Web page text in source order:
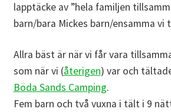
lapptäcke av ”hela familjen
barn/bara Mickes barn/ensamma vi
Allra bäst är när vi får vara
som när vi (återigen) var och
Böda Sands Camping.
Fem barn och två vuxna i tält i 9